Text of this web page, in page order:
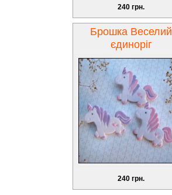
240 грн.
Брошка Веселий
єдиноріг
240 грн.